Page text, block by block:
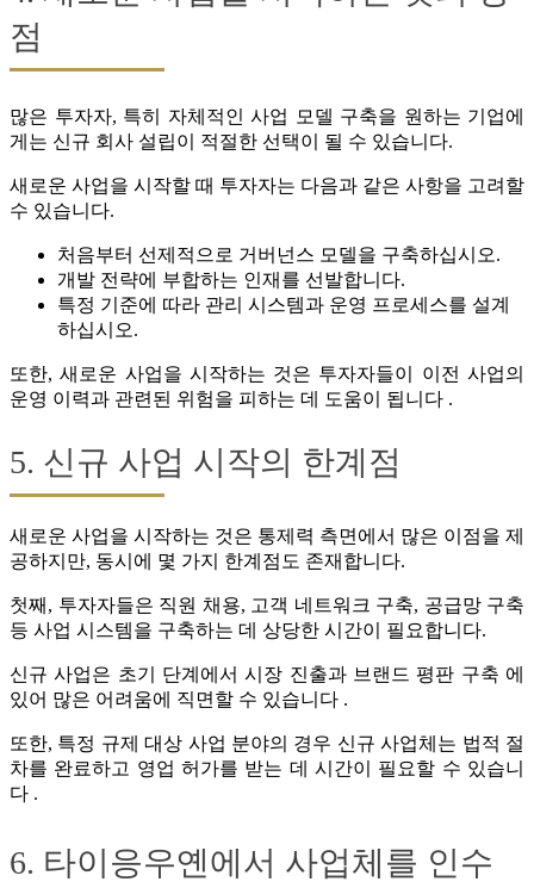
점
많은 투자자, 특히 자체적인 사업 모델 구축을 원하는 기업에
게는 신규 회사 설립이 적절한 선택이 될 수 있습니다.
새로운 사업을 시작할 때 투자자는 다음과 같은 사항을 고려할
수 있습니다.
처음부터 선제적으로 거버넌스 모델을 구축하십시오.
개발 전략에 부합하는 인재를 선발합니다.
특정 기준에 따라 관리 시스템과 운영 프로세스를 설계
하십시오.
또한, 새로운 사업을 시작하는 것은 투자자들이 이전 사업의
운영 이력과 관련된 위험을 피하는 데 도움이 됩니다 .
5. 신규 사업 시작의 한계점
새로운 사업을 시작하는 것은 통제력 측면에서 많은 이점을 제
공하지만, 동시에 몇 가지 한계점도 존재합니다.
첫째, 투자자들은 직원 채용, 고객 네트워크 구축, 공급망 구축
등 사업 시스템을 구축하는 데 상당한 시간이 필요합니다.
신규 사업은 초기 단계에서 시장 진출과 브랜드 평판 구축 에
있어 많은 어려움에 직면할 수 있습니다 .
또한, 특정 규제 대상 사업 분야의 경우 신규 사업체는 법적 절
차를 완료하고 영업 허가를 받는 데 시간이 필요할 수 있습니
다 .
6. 타이응우옌에서 사업체를 인수